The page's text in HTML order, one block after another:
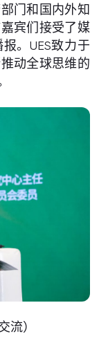
门和国内外知
宾们接受了媒
。UES致力于
动全球思维的
流）